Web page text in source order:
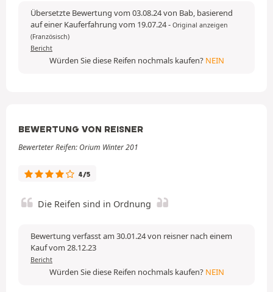
Übersetzte Bewertung vom 03.08.24 von Bab, basierend
auf einer Kauferfahrung vom 19.07.24- Original anzeigen
(Französisch)
Bericht
Würden Sie diese Reifen nochmals kaufen? NEIN
BEWERTUNG VON REISNER
Bewerteter Reifen: Orium Winter 201
4/5
Die Reifen sind in Ordnung
Bewertung verfasst am 30.01.24 von reisner nach einem
Kauf vom 28.12.23
Bericht
Würden Sie diese Reifen nochmals kaufen? NEIN